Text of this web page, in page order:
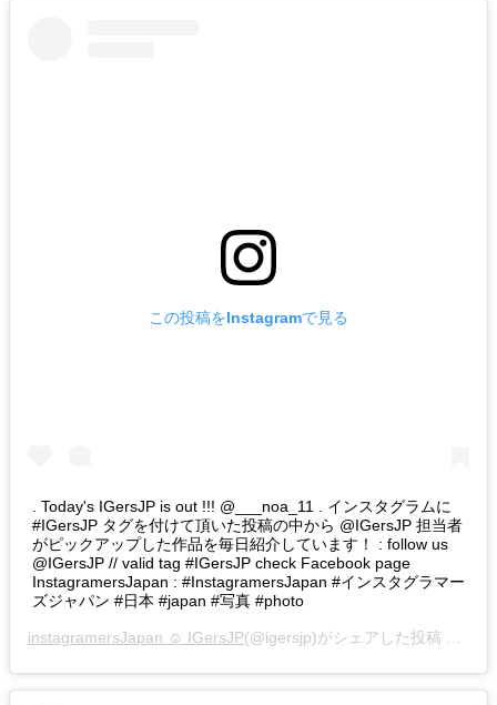
この投稿をInstagramで見る
. Today's IGersJP is out !!! @___noa_11 . インスタグラムに
#IGersJP タグを付けて頂いた投稿の中から @IGersJP 担当者
がピックアップした作品を毎日紹介しています！ : follow us
@IGersJP // valid tag #IGersJP check Facebook page
InstagramersJapan : #InstagramersJapan #インスタグラマー
ズジャパン #日本 #japan #写真 #photo
instagramersJapan ☺︎ IGersJP(@igersjp)がシェアした投稿 –